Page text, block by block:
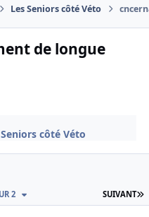
Les Seniors côté Véto
de longue
côté Véto
SUIVANT
2